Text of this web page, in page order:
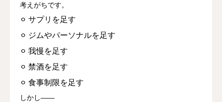
考えがちです。
⚪︎ サプリを足す
⚪︎ ジムやパーソナルを足す
⚪︎ 我慢を足す
⚪︎ 禁酒を足す
⚪︎ 食事制限を足す
しかし——